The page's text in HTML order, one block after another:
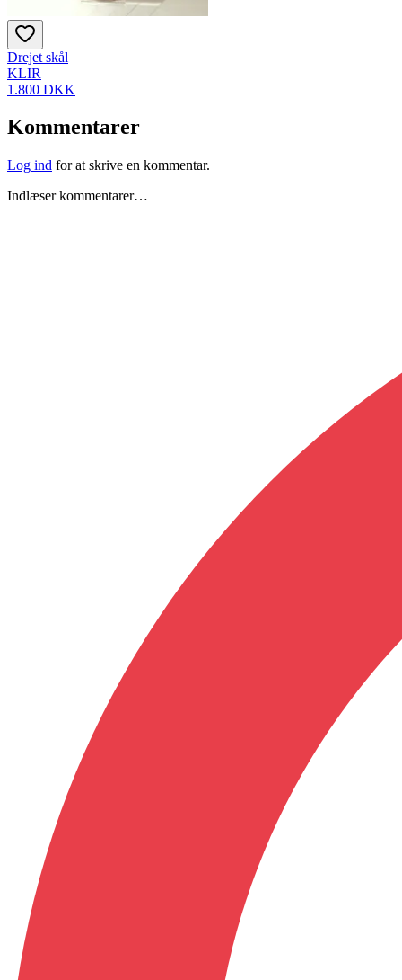
Drejet skål
KLIR
1.800 DKK
Kommentarer
Log ind for at skrive en kommentar.
Indlæser kommentarer…